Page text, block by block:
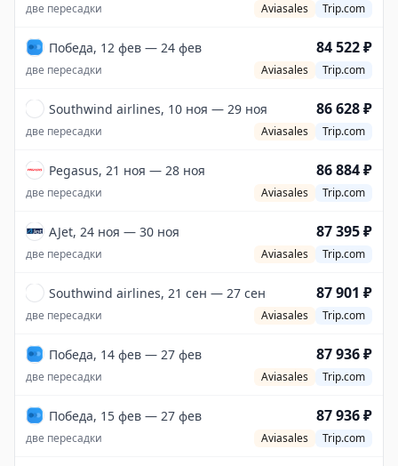
две пересадки Aviasales Trip.com
Победа, 12 фев — 24 фев 84 522 ₽
две пересадки Aviasales Trip.com
Southwind airlines, 10 ноя — 29 ноя 86 628 ₽
две пересадки Aviasales Trip.com
Pegasus, 21 ноя — 28 ноя 86 884 ₽
две пересадки Aviasales Trip.com
AJet, 24 ноя — 30 ноя 87 395 ₽
две пересадки Aviasales Trip.com
Southwind airlines, 21 сен — 27 сен 87 901 ₽
две пересадки Aviasales Trip.com
Победа, 14 фев — 27 фев 87 936 ₽
две пересадки Aviasales Trip.com
Победа, 15 фев — 27 фев 87 936 ₽
две пересадки Aviasales Trip.com